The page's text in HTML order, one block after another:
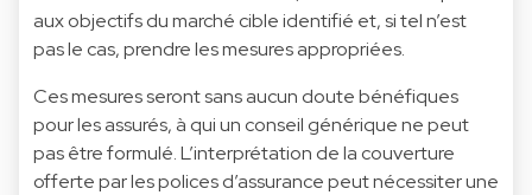
aux objectifs du marché cible identifié et, si tel n’est
pas le cas, prendre les mesures appropriées.
Ces mesures seront sans aucun doute bénéfiques
pour les assurés, à qui un conseil générique ne peut
pas être formulé. L’interprétation de la couverture
offerte par les polices d’assurance peut nécessiter une